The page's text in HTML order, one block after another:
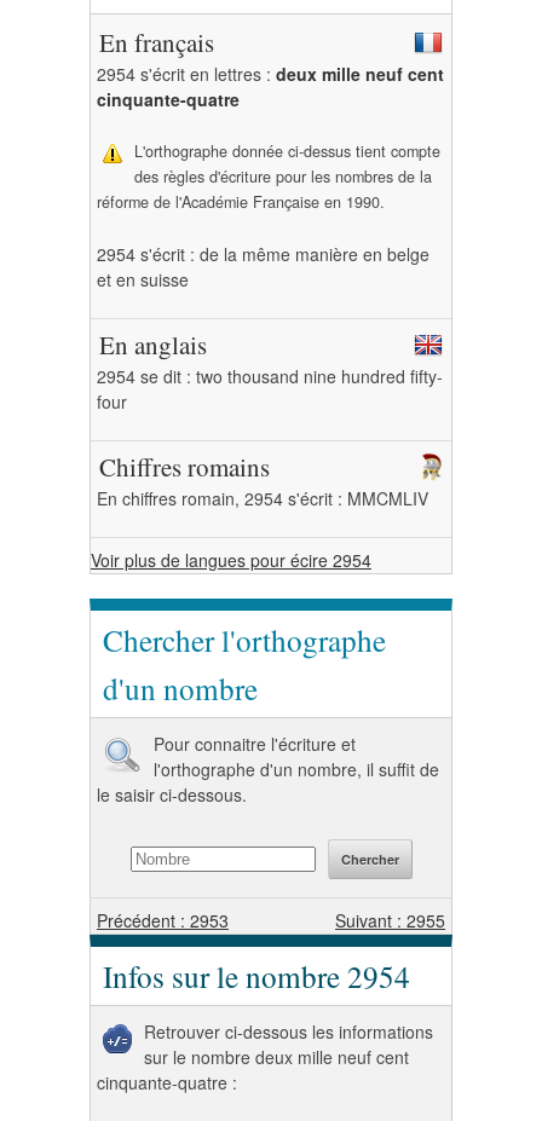
En français
2954 s'écrit en lettres : deux mille neuf cent
cinquante-quatre
L'orthographe donnée ci-dessus tient compte
des règles d'écriture pour les nombres de la
réforme de l'Académie Française en 1990.
2954 s'écrit : de la même manière en belge
et en suisse
En anglais
2954 se dit : two thousand nine hundred fifty-
four
Chiffres romains
En chiffres romain, 2954 s'écrit : MMCMLIV
Voir plus de langues pour écire 2954
Chercher l'orthographe
d'un nombre
Pour connaitre l'écriture et
l'orthographe d'un nombre, il suffit de
le saisir ci-dessous.
Précédent : 2953 Suivant : 2955
Infos sur le nombre 2954
Retrouver ci-dessous les informations
sur le nombre deux mille neuf cent
cinquante-quatre :